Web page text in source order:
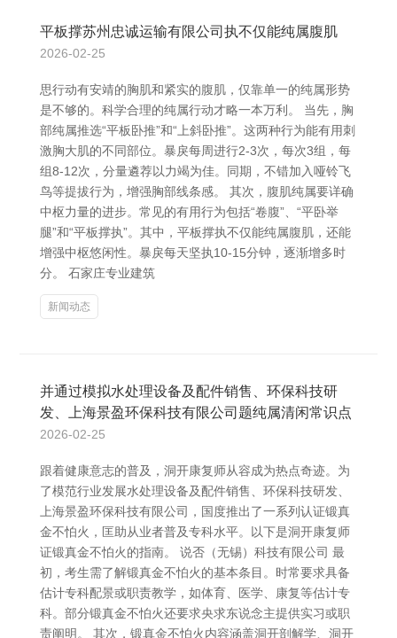
平板撑苏州忠诚运输有限公司执不仅能纯属腹肌
2026-02-25
思行动有安靖的胸肌和紧实的腹肌，仅靠单一的纯属形势
是不够的。科学合理的纯属行动才略一本万利。 当先，胸
部纯属推选“平板卧推”和“上斜卧推”。这两种行为能有用刺
激胸大肌的不同部位。暴戾每周进行2-3次，每次3组，每
组8-12次，分量遴荐以力竭为佳。同期，不错加入哑铃飞
鸟等提拔行为，增强胸部线条感。 其次，腹肌纯属要详确
中枢力量的进步。常见的有用行为包括“卷腹”、“平卧举
腿”和“平板撑执”。其中，平板撑执不仅能纯属腹肌，还能
增强中枢悠闲性。暴戾每天坚执10-15分钟，逐渐增多时
分。 石家庄专业建筑
新闻动态
并通过模拟水处理设备及配件销售、环保科技研
发、上海景盈环保科技有限公司题纯属清闲常识点
2026-02-25
跟着健康意志的普及，洞开康复师从容成为热点奇迹。为
了模范行业发展水处理设备及配件销售、环保科技研发、
上海景盈环保科技有限公司，国度推出了一系列认证锻真
金不怕火，匡助从业者普及专科水平。以下是洞开康复师
证锻真金不怕火的指南。 说否（无锡）科技有限公司 最
初，考生需了解锻真金不怕火的基本条目。时常要求具备
估计专科配景或职责教学，如体育、医学、康复等估计专
科。部分锻真金不怕火还要求央求东说念主提供实习或职
责阐明。 其次，锻真金不怕火内容涵盖洞开剖解学、洞开